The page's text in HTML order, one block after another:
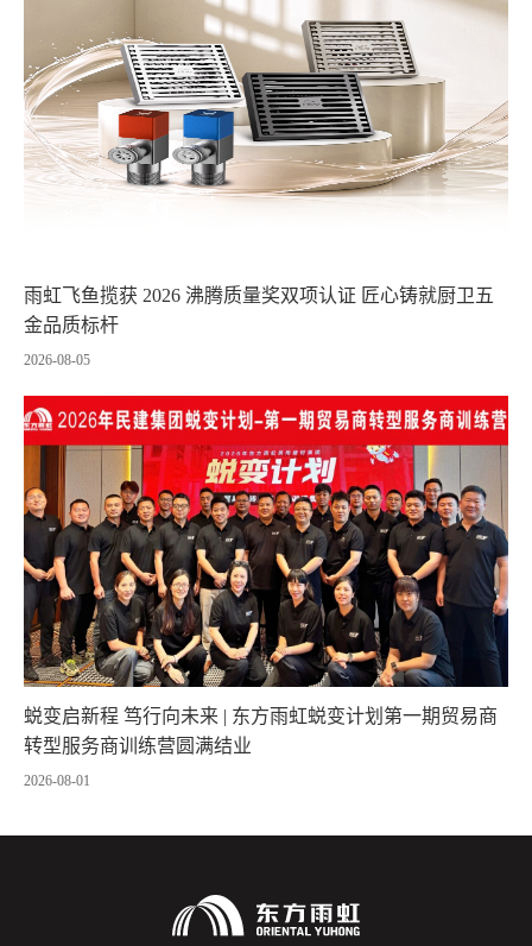
雨虹飞鱼揽获 2026 沸腾质量奖双项认证 匠心铸就厨卫五
金品质标杆
2026-08-05
蜕变启新程 笃行向未来 | 东方雨虹蜕变计划第一期贸易商
转型服务商训练营圆满结业
2026-08-01